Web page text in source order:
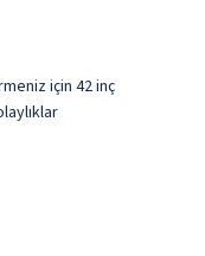
için 42 inç